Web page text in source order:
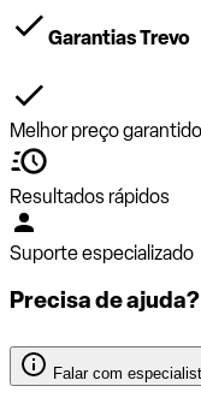
Garantias Trevo
Melhor preço garantido
Resultados rápidos
Suporte especializado
Precisa de ajuda?
Falar com